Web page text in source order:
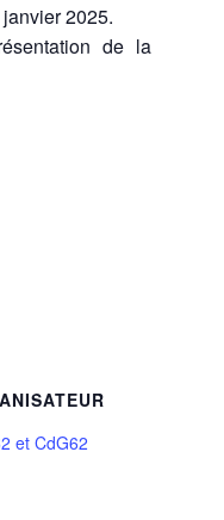
2025.
de la
et CdG62